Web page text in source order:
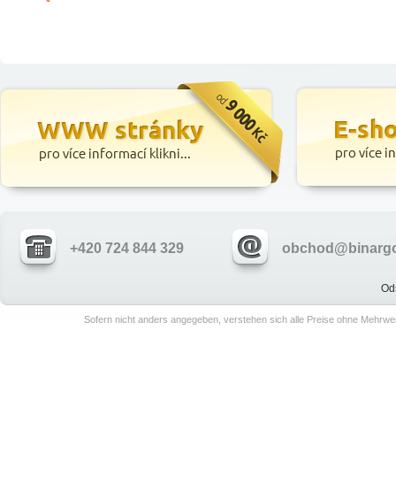
+420 724 844 329
Sofern nicht anders angegeben, verstehen sich alle Preise ohne